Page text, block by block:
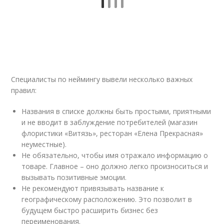
Специалисты по неймингу вывели несколько важных
правил:
Названия в списке должны быть простыми, приятными
и не вводит в заблуждение потребителей (магазин
флористики «Витязь», ресторан «Елена Прекрасная»
неуместные).
Не обязательно, чтобы имя отражало информацию о
товаре. Главное – оно должно легко произноситься и
вызывать позитивные эмоции.
Не рекомендуют привязывать название к
географическому расположению. Это позволит в
будущем быстро расширить бизнес без
переименования.